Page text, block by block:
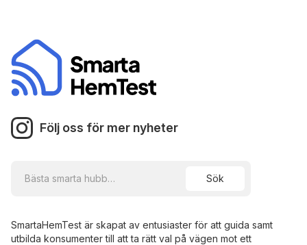
Följ oss för mer nyheter
SmartaHemTest är skapat av entusiaster för att guida samt
utbilda konsumenter till att ta rätt val på vägen mot ett